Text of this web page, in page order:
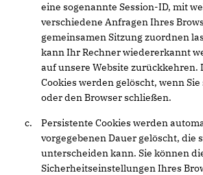
eine sogenannte Session-ID, mit
verschiedene Anfragen Ihres
gemeinsamen Sitzung zuordnen
kann Ihr Rechner wiedererkannt
auf unsere Website zurückkehren.
Cookies werden gelöscht, wenn
oder den Browser schließen.
Persistente Cookies werden
vorgegebenen Dauer gelöscht, die
unterscheiden kann. Sie können
Sicherheitseinstellungen Ihres